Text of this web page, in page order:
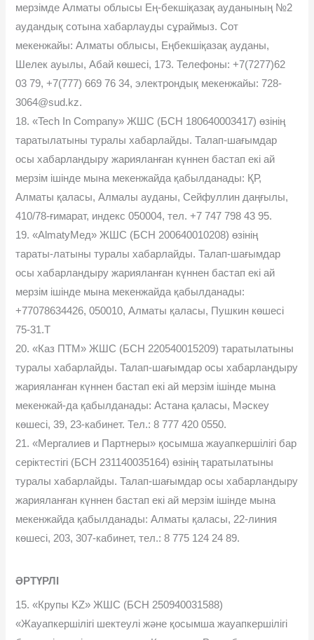
мерзімде Алматы облысы Ең-бекшіқазақ ауданының №2
аудандық сотына хабарлауды сұраймыз. Сот
мекенжайы: Алматы облысы, Еңбекшіқазақ ауданы,
Шелек ауылы, Абай көшесі, 173. Телефоны: +7(7277)62
03 79, +7(777) 669 76 34, электрондық мекенжайы: 728-
3064@sud.kz.
18. «Tech In Company» ЖШС (БСН 180640003417) өзінің
таратылатыны туралы хабарлайды. Талап-шағымдар
осы хабарландыру жарияланған күннен бастап екі ай
мерзім ішінде мына мекенжайда қабылданады: ҚР,
Алматы қаласы, Алмалы ауданы, Сейфуллин даңғылы,
410/78-ғимарат, индекс 050004, тел. +7 747 798 43 95.
19. «AlmatyМед» ЖШС (БСН 200640010208) өзінің
тараты-латыны туралы хабарлайды. Талап-шағымдар
осы хабарландыру жарияланған күннен бастап екі ай
мерзім ішінде мына мекенжайда қабылданады:
+77078634426, 050010, Алматы қаласы, Пушкин көшесі
75-31.Т
20. «Каз ПТМ» ЖШС (БСН 220540015209) таратылатыны
туралы хабарлайды. Талап-шағымдар осы хабарландыру
жарияланған күннен бастап екі ай мерзім ішінде мына
мекенжай-да қабылданады: Астана қаласы, Мəскеу
көшесі, 39, 23-кабинет. Тел.: 8 777 420 0550.
21. «Мергалиев и Партнеры» қосымша жауапкершілігі бар
серіктестігі (БСН 231140035164) өзінің таратылатыны
туралы хабарлайды. Талап-шағымдар осы хабарландыру
жарияланған күннен бастап екі ай мерзім ішінде мына
мекенжайда қабылданады: Алматы қаласы, 22-линия
көшесі, 203, 307-кабинет, тел.: 8 775 124 24 89.
ӘРТҮРЛІ
15. «Крупы KZ» ЖШС (БСН 250940031588)
«Жауапкершілігі шектеулі жəне қосымша жауапкершілігі